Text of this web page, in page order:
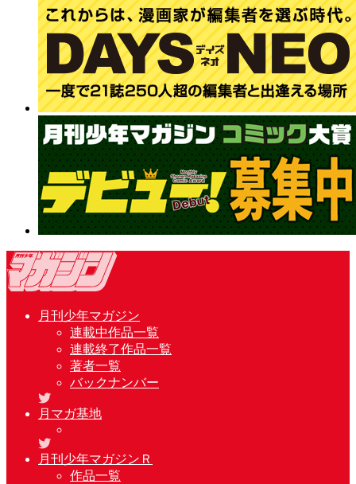
月刊少年マガジン
連載中作品一覧
連載終了作品一覧
著者一覧
バックナンバー
月マガ基地
月刊少年マガジンＲ
作品一覧